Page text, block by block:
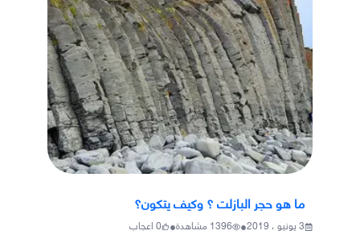
ما هو حجر البازلت ؟ وكيف يتكون؟
3 يونيو ، 2019 •
1396مشاهدة•
0اعجاب